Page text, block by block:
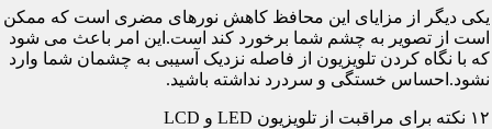
یکی دیگر از مزایای این محافظ کاهش نورهای مضری است که ممکن
است از تصویر به چشم شما برخورد کند است.این امر باعث می شود
که با نگاه کردن تلویزیون از فاصله نزدیک آسیبی به چشمان شما وارد
نشود.احساس خستگی و سردرد نداشته باشید.
۱۲ نکته برای مراقبت از تلویزیون LED و LCD